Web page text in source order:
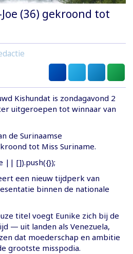
(36) gekroond tot
Kishundat is zondagavond 2
uitgeroepen tot winnaar van
de Surinaamse
tot Miss Suriname.
|| []).push({});
een nieuw tijdperk van
binnen de nationale
titel voegt Eunike zich bij de
— uit landen als Venezuela,
dat moederschap en ambitie
grootste misspodia.